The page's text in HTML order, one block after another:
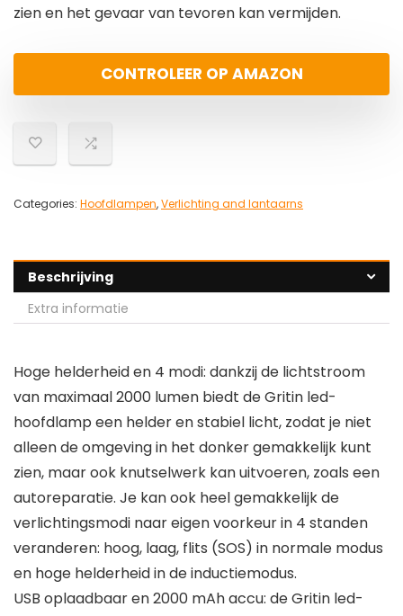
zien en het gevaar van tevoren kan vermijden.
CONTROLEER OP AMAZON
Categories: Hoofdlampen,Verlichting and lantaarns
Beschrijving
Extra informatie
Hoge helderheid en 4 modi: dankzij de lichtstroom
van maximaal 2000 lumen biedt de Gritin led-
hoofdlamp een helder en stabiel licht, zodat je niet
alleen de omgeving in het donker gemakkelijk kunt
zien, maar ook knutselwerk kan uitvoeren, zoals een
autoreparatie. Je kan ook heel gemakkelijk de
verlichtingsmodi naar eigen voorkeur in 4 standen
veranderen: hoog, laag, flits (SOS) in normale modus
en hoge helderheid in de inductiemodus.
USB oplaadbaar en 2000 mAh accu: de Gritin led-